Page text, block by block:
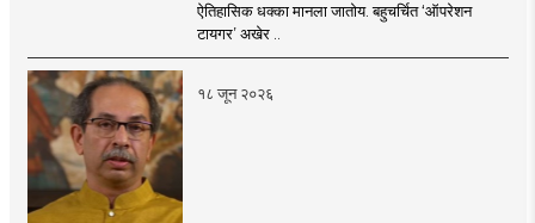
ऐतिहासिक धक्का मानला जातोय. बहुचर्चित ‘ऑपरेशन
टायगर’ अखेर ..
१८ जून २०२६